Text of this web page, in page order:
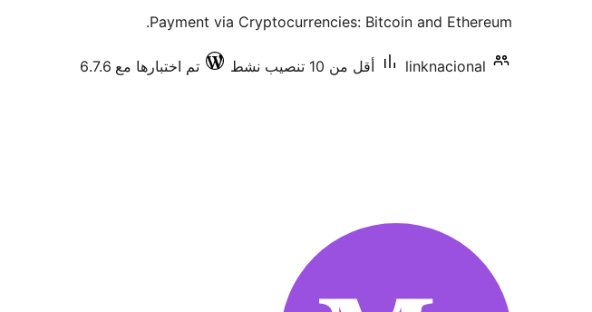
Payment via Cryptocurrencies: Bitcoin and Ethereum.
linknacional أقل من 10 تنصيب نشط تم اختبارها مع 6.7.6